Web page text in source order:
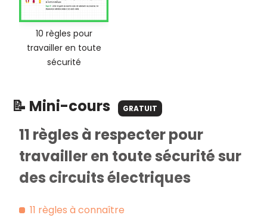
10 règles pour
travailler en toute
sécurité
📝 Mini-cours GRATUIT
11 règles à respecter pour
travailler en toute sécurité sur
des circuits électriques
11 règles à connaître